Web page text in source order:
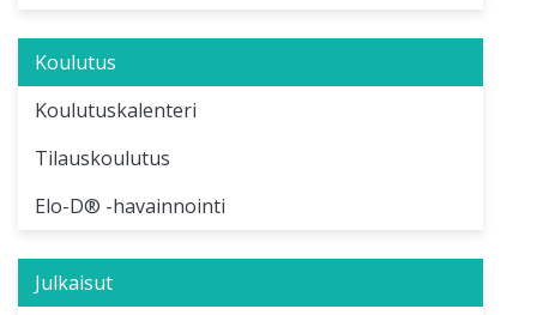
Koulutus
Koulutuskalenteri
Tilauskoulutus
Elo-D® -havainnointi
Julkaisut